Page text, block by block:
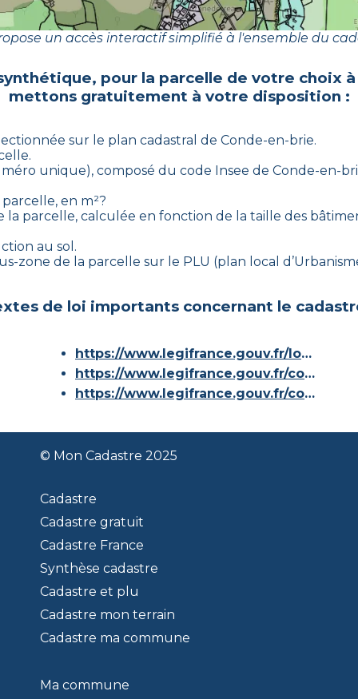
un accès interactif simplifié à l'ensemble du
pour la parcelle de votre choix
mettons gratuitement à votre disposition :
sur le plan cadastral de Conde-en-brie.
unique), composé du code Insee de Conde-en-
en m²?
la parcelle, calculée en fonction de la taille des
au sol.
zone de la parcelle sur le PLU (plan local
de loi importants concernant le
https://www.legifrance.gouv.fr/loda/id/JORFTEXT000000686267/
https://www.legifrance.gouv.fr/codes/article_lc/LEGIARTI000036588629/
https://www.legifrance.gouv.fr/codes/id/LEGISCTA000006180153/
© Mon Cadastre 2025
Cadastre
Cadastre gratuit
Cadastre France
Synthèse cadastre
Cadastre et plu
Cadastre mon terrain
Cadastre ma commune
Ma commune